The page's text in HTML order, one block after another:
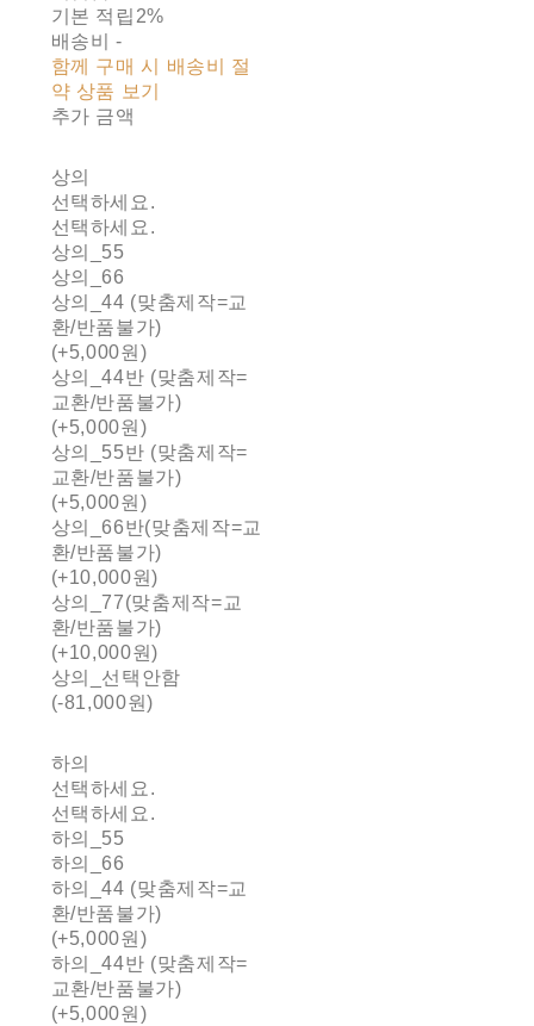
기본 적립 2%
배송비-
함께 구매 시 배송비 절
약 상품 보기
추가 금액
상의
선택하세요.
선택하세요.
상의_55
상의_66
상의_44 (맞춤제작=교
환/반품불가)
(+5,000원)
상의_44반 (맞춤제작=
교환/반품불가)
(+5,000원)
상의_55반 (맞춤제작=
교환/반품불가)
(+5,000원)
상의_66반(맞춤제작=교
환/반품불가)
(+10,000원)
상의_77(맞춤제작=교
환/반품불가)
(+10,000원)
상의_선택안함
(-81,000원)
하의
선택하세요.
선택하세요.
하의_55
하의_66
하의_44 (맞춤제작=교
환/반품불가)
(+5,000원)
하의_44반 (맞춤제작=
교환/반품불가)
(+5,000원)